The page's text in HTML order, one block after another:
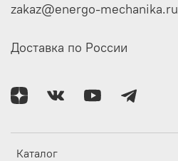
Каталог
zakaz@energo-mechanika.ru
Доставка по России